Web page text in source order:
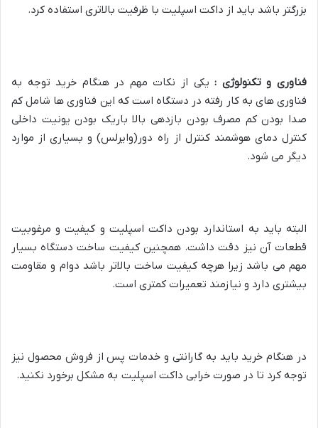
بزرگتر باشد باید از داکت اسپلیت با ظرفیت بالاتری استفاده کرد.
فناوری و تکنولوژی : یکی از نکات مهم در هنگام خرید توجه به
فناوری های به کار رفته در دستگاه است که این فناوری ها شامل کم
صدا بودن کم مصرف بودن بازدهی بالا باریک بودن یونیت داخلی
کنترل دمای هوشمند کنترل از راه دور(وایرلس) و بسیاری از موارد
دیگر می شود.
البته باید به استاندارد بودن داکت اسپلیت و کیفیت و مرغوبیت
قطعات آن نیز دقت داشت. همچنین کیفیت ساخت دستگاه بسیار
مهم می باشد زیرا هرچه کیفیت ساخت بالاتر باشد دوام و مقاومت
بیشتری دارد و نیازمند تعمیرات کمتری است.
در هنگام خرید باید به گارانتی و خدمات پس از فروش محصول نیز
توجه کرد تا در صورت خرابی داکت اسپلیت به مشکل برخورد نکنید.